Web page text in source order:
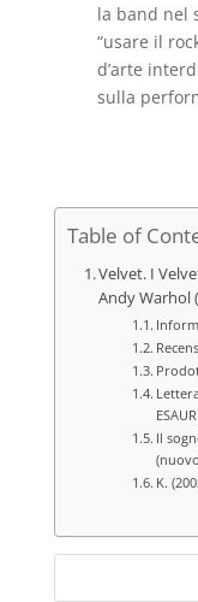
la band nel
“usare il
d’arte
sulla
Table of
Velvet. I
Andy Warhol
Il
K.